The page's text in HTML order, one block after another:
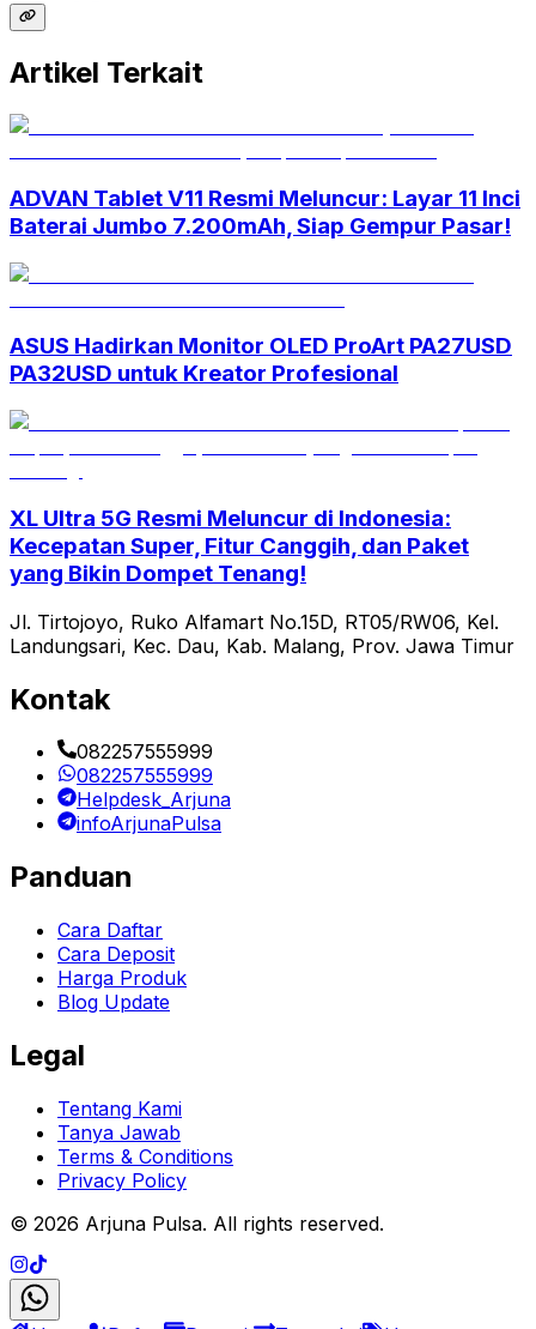
Artikel Terkait
ADVAN Tablet V11 Resmi Meluncur: Layar 11 Inci
Baterai Jumbo 7.200mAh, Siap Gempur Pasar!
ASUS Hadirkan Monitor OLED ProArt PA27USD
PA32USD untuk Kreator Profesional
XL Ultra 5G Resmi Meluncur di Indonesia:
Kecepatan Super, Fitur Canggih, dan Paket
yang Bikin Dompet Tenang!
Jl. Tirtojoyo, Ruko Alfamart No.15D, RT05/RW06, Kel.
Landungsari, Kec. Dau, Kab. Malang, Prov. Jawa Timur
Kontak
082257555999
082257555999
Helpdesk_Arjuna
infoArjunaPulsa
Panduan
Cara Daftar
Cara Deposit
Harga Produk
Blog Update
Legal
Tentang Kami
Tanya Jawab
Terms & Conditions
Privacy Policy
© 2026 Arjuna Pulsa. All rights reserved.